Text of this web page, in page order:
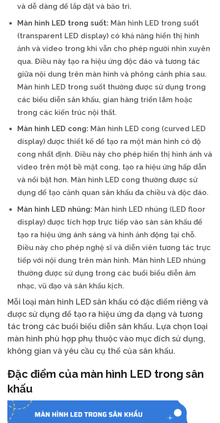
và dễ dàng để lắp đặt và bảo trì.
Màn hình LED trong suốt: Màn hình LED trong suốt
(transparent LED display) có khả năng hiển thị hình
ảnh và video trong khi vẫn cho phép người nhìn xuyên
qua. Điều này tạo ra hiệu ứng độc đáo và tương tác
giữa nội dung trên màn hình và phông cảnh phía sau.
Màn hình LED trong suốt thường được sử dụng trong
các biểu diễn sân khấu, gian hàng triển lãm hoặc
trong các kiến trúc nội thất.
Màn hình LED cong: Màn hình LED cong (curved LED
display) được thiết kế để tạo ra một màn hình có độ
cong nhất định. Điều này cho phép hiển thị hình ảnh và
video trên một bề mặt cong, tạo ra hiệu ứng hấp dẫn
và nổi bật hơn. Màn hình LED cong thường được sử
dụng để tạo cảnh quan sân khấu đa chiều và độc đáo.
Màn hình LED nhúng: Màn hình LED nhúng (LED floor
display) được tích hợp trực tiếp vào sàn sân khấu để
tạo ra hiệu ứng ánh sáng và hình ảnh động tại chỗ.
Điều này cho phép nghệ sĩ và diễn viên tương tác trực
tiếp với nội dung trên màn hình. Màn hình LED nhúng
thường được sử dụng trong các buổi biểu diễn âm
nhạc, vũ đạo và sân khấu kịch.
Mỗi loại màn hình LED sân khấu có đặc điểm riêng và
được sử dụng để tạo ra hiệu ứng đa dạng và tương
tác trong các buổi biểu diễn sân khấu. Lựa chọn loại
màn hình phù hợp phụ thuộc vào mục đích sử dụng,
không gian và yêu cầu cụ thể của sân khấu.
Đặc điểm của màn hình LED trong sân
khấu